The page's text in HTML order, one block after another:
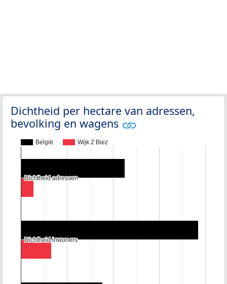
Dichtheid per hectare van adressen,
bevolking en wagens
België Wijk 2 Biez
Dichtheid adressen
Dichtheid adressen
Dichtheid inwoners
Dichtheid inwoners